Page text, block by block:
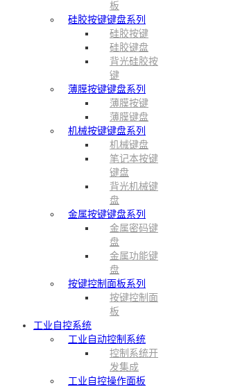
板
硅胶按键键盘系列
硅胶按键
硅胶键盘
背光硅胶按
键
薄膜按键键盘系列
薄膜按键
薄膜键盘
机械按键键盘系列
机械键盘
笔记本按键
键盘
背光机械键
盘
金属按键键盘系列
金属密码键
盘
金属功能键
盘
按键控制面板系列
按键控制面
板
工业自控系统
工业自动控制系统
控制系统开
发集成
工业自控操作面板